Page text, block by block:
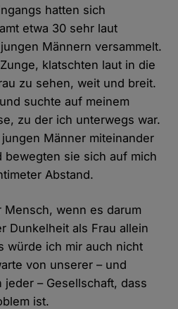
hatten sich
etwa 30 sehr laut
Männern versammelt.
klatschten laut in die
zu sehen, weit und breit.
suchte auf meinem
zu der ich unterwegs war.
Männer miteinander
bewegten sie sich auf mich
Abstand.
wenn es darum
Dunkelheit als Frau allein
würde ich mir auch nicht
von unserer – und
– Gesellschaft, dass
ist.